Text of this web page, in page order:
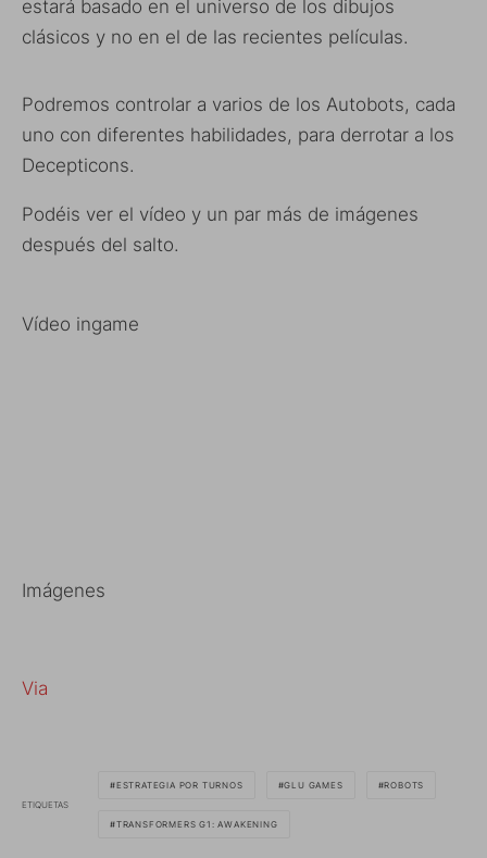
estará basado en el universo de los dibujos
clásicos y no en el de las recientes películas.
Podremos controlar a varios de los Autobots, cada
uno con diferentes habilidades, para derrotar a los
Decepticons.
Podéis ver el vídeo y un par más de imágenes
después del salto.
Vídeo ingame
Imágenes
Via
ETIQUETAS
ESTRATEGIA POR TURNOS GLU GAMES ROBOTS
TRANSFORMERS G1: AWAKENING